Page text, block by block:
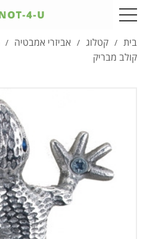
בית / קטלוג / אביזרי אמבטיה /
קולב מבריק